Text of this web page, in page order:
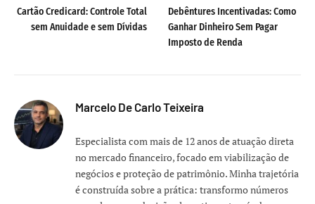
Cartão Credicard: Controle Total
sem Anuidade e sem Dívidas
Debêntures Incentivadas: Como
Ganhar Dinheiro Sem Pagar
Imposto de Renda
Marcelo De Carlo Teixeira
Especialista com mais de 12 anos de atuação direta
no mercado financeiro, focado em viabilização de
negócios e proteção de patrimônio. Minha trajetória
é construída sobre a prática: transformo números